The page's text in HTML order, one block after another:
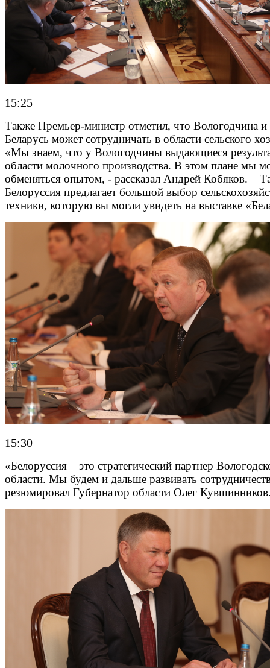
15:25
Также Премьер-министр отметил, что Вологодчина и
Беларусь может сотрудничать в области сельского
«Мы знаем, что у Вологодчины выдающиеся
области молочного производства. В этом плане мы
обменяться опытом, - рассказал Андрей Кобяков. –
Белоруссия предлагает большой выбор
техники, которую вы могли увидеть на выставке
15:30
«Белоруссия – это стратегический партнер
области. Мы будем и дальше развивать
резюмировал Губернатор области Олег